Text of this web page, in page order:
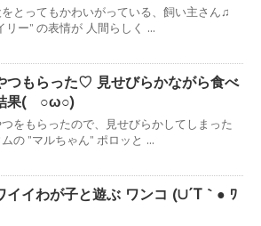
とってもかわいがっている、飼い主さん♫
リー” の表情が 人間らしく ...
つもらった♡ 見せびらかながら食べ
果( ○ω○)
をもらったので、見せびらかしてしまった
の ”マルちゃん” ポロッと ...
イイわが子と遊ぶ ワンコ (∪´T｀● ﾜ